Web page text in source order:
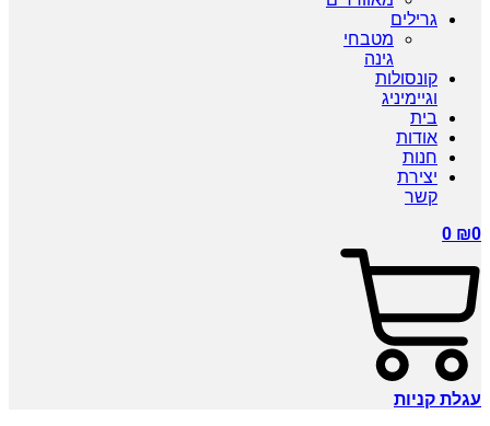
גרילים
מטבחי
גינה
קונסולות
וגיימיניג
בית
אודות
חנות
יצירת
קשר
₪0
0
עגלת קניות